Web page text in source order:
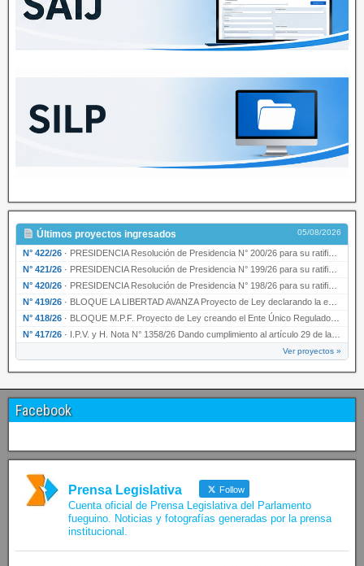
Últimos proyectos ingresados 05/08/2026
N° 422/26 · PRESIDENCIA Resolución de Presidencia N° 200/26 para su ratificación.
N° 421/26 · PRESIDENCIA Resolución de Presidencia N° 199/26 para su ratificación.
N° 420/26 · PRESIDENCIA Resolución de Presidencia N° 198/26 para su ratificación.
N° 419/26 · BLOQUE LA LIBERTAD AVANZA Proyecto de Ley declarando la esencialidad del servicio educativ…
N° 418/26 · BLOQUE M.P.F. Proyecto de Ley creando el Ente Único Regulador de servicios públicos de la …
N° 417/26 · I.P.V. y H. Nota N° 1358/26 Dando cumplimiento al artículo 29 de la Ley provincial N° 1399…
Ver proyectos »
Facebook
Prensa Legislativa Follow
Cuenta oficial de Prensa Legislativa del Parlamento
fueguino. Noticias y fotografías generadas por la prensa
institucional.